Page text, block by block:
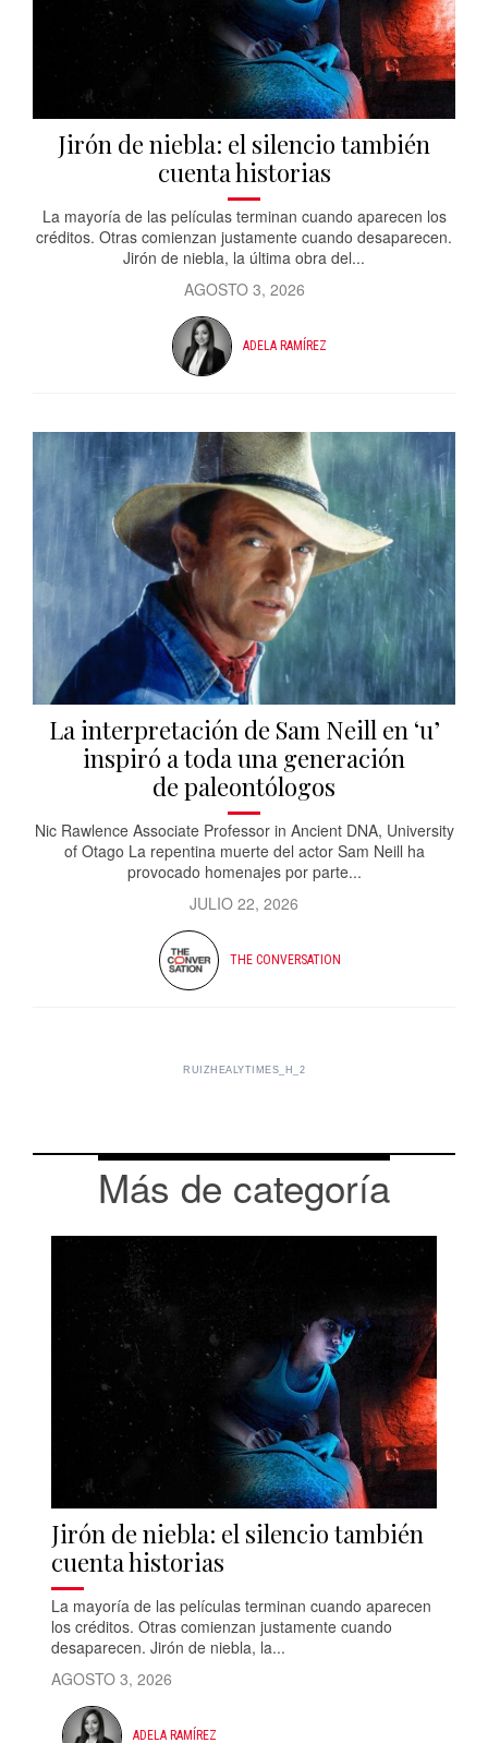
Jirón de niebla: el silencio también
cuenta historias
La mayoría de las películas terminan cuando aparecen los
créditos. Otras comienzan justamente cuando desaparecen.
Jirón de niebla, la última obra del...
AGOSTO 3, 2026
ADELA RAMÍREZ
La interpretación de Sam Neill en ‘u’
inspiró a toda una generación
de paleontólogos
Nic Rawlence Associate Professor in Ancient DNA, University
of Otago La repentina muerte del actor Sam Neill ha
provocado homenajes por parte...
JULIO 22, 2026
THE CONVERSATION
RUIZHEALYTIMES_H_2
Más de categoría
Jirón de niebla: el silencio también
cuenta historias
La mayoría de las películas terminan cuando aparecen
los créditos. Otras comienzan justamente cuando
desaparecen. Jirón de niebla, la...
AGOSTO 3, 2026
ADELA RAMÍREZ